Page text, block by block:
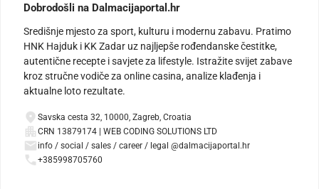
Dobrodošli na Dalmacijaportal.hr
Središnje mjesto za sport, kulturu i modernu zabavu. Pratimo
HNK Hajduk i KK Zadar uz najljepše rođendanske čestitke,
autentične recepte i savjete za lifestyle. Istražite svijet zabave
kroz stručne vodiče za online casina, analize klađenja i
aktualne loto rezultate.
Savska cesta 32, 10000, Zagreb, Croatia
CRN 13879174 | WEB CODING SOLUTIONS LTD
info / social / sales / career / legal @dalmacijaportal.hr
+385998705760